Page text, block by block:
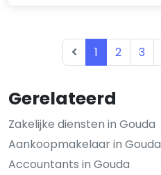
Gerelateerd
Zakelijke diensten in Gouda
Aankoopmakelaar in Gouda
Accountants in Gouda
1 2 3